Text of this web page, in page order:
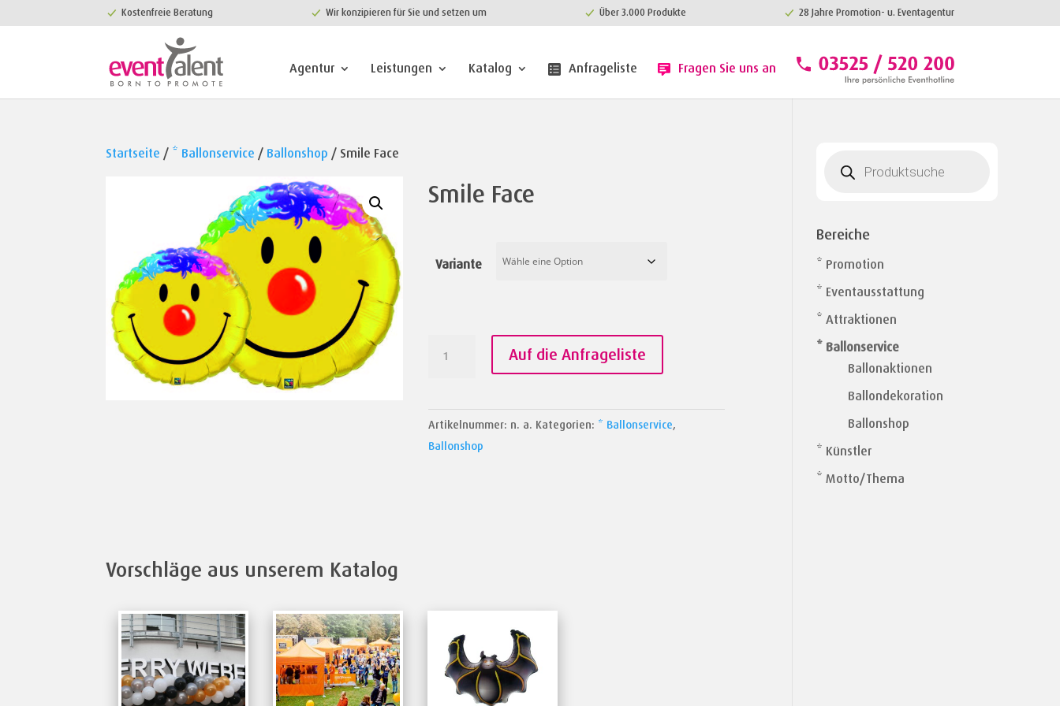
Kostenfreie Beratung Wir konzipieren für Sie und setzen um Über 3.000 Produkte 28 Jahre Promotion- u. Eventagentur
Agentur Leistungen Katalog Anfrageliste Fragen Sie uns an
Startseite / * Ballonservice / Ballonshop / Smile Face
Smile Face
Variante
Auf die Anfrageliste
Artikelnummer: n. a. Kategorien: * Ballonservice,
Ballonshop
Vorschläge aus unserem Katalog
search
Bereiche
* Promotion
* Eventausstattung
* Attraktionen
* Ballonservice
Ballonaktionen
Ballondekoration
Ballonshop
* Künstler
* Motto/Thema